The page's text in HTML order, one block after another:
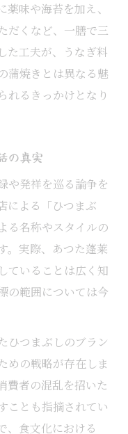
味や海苔を加え、
だくなど、一膳で三
た工夫が、うなぎ料
蒲焼きとは異なる魅
れるきっかけとなり
の真実
や発祥を巡る論争を
による「ひつまぶ
る名称やスタイルの
。実際、あつた蓬莱
ていることは広く知
の範囲については今
ひつまぶしのブラン
めの戦略が存在しま
費者の混乱を招いた
ことも指摘されてい
、食文化における